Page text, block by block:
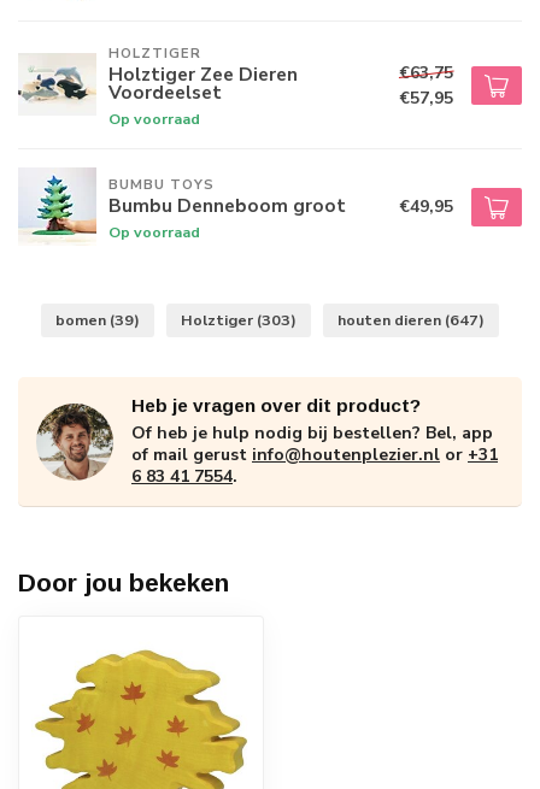
HOLZTIGER
Holztiger Zee Dieren
Voordeelset
Op voorraad
€63,75
€57,95
BUMBU TOYS
Bumbu Denneboom groot
Op voorraad
€49,95
bomen (39) Holztiger (303) houten dieren (647)
Heb je vragen over dit product?
Of heb je hulp nodig bij bestellen? Bel, app
of mail gerust info@houtenplezier.nl or +31
6 83 41 7554.
Door jou bekeken